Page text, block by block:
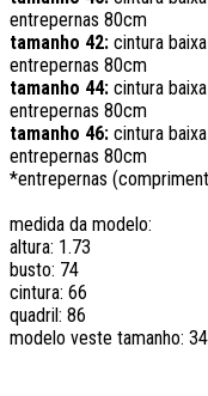
entrepernas 80cm
tamanho 42: cintura
entrepernas 80cm
tamanho 44: cintura
entrepernas 80cm
tamanho 46: cintura
entrepernas 80cm
*entrepernas
medida da modelo:
altura: 1.73
busto: 74
cintura: 66
quadril: 86
modelo veste tamanho: 34